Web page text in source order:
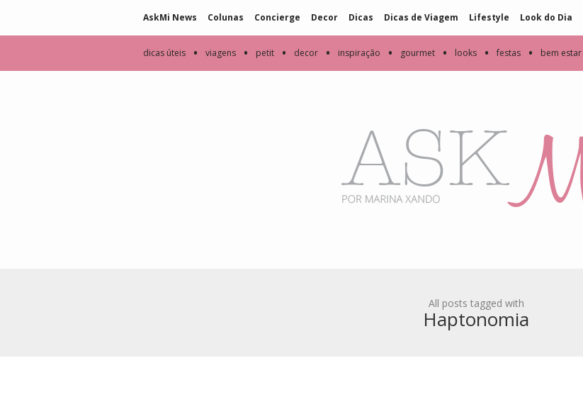
AskMi News Colunas Concierge Decor Dicas Dicas de Viagem Lifestyle Look do Dia
dicas úteis • viagens • petit • decor • inspiração • gourmet • looks • festas • bem estar
All posts tagged with
Haptonomia